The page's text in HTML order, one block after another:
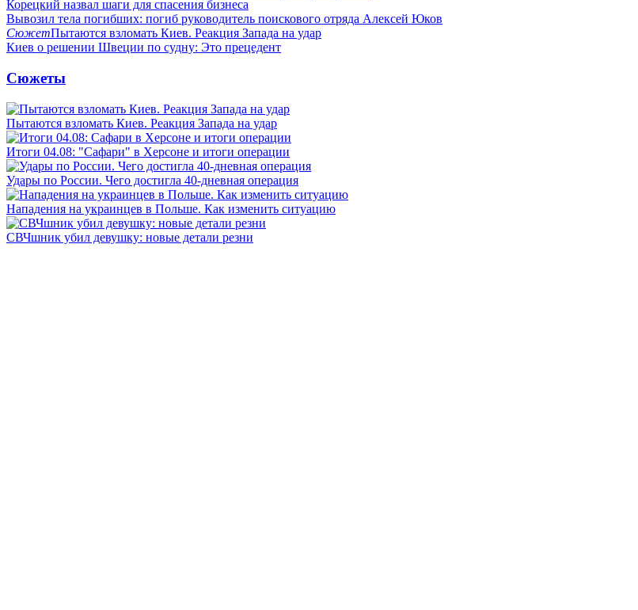
Корецкий назвал шаги для спасения бизнеса
Вывозил тела погибших: погиб руководитель поискового отряда Алексей Юков
СюжетПытаются взломать Киев. Реакция Запада на удар
Киев о решении Швеции по судну: Это прецедент
Сюжеты
Пытаются взломать Киев. Реакция Запада на удар
Итоги 04.08: "Сафари" в Херсоне и итоги операции
Удары по России. Чего достигла 40-дневная операция
Нападения на украинцев в Польше. Как изменить ситуацию
СВЧшник убил девушку: новые детали резни